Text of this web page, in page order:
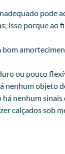
isso porque
ou pouco
nenhum objeto
há
calçados